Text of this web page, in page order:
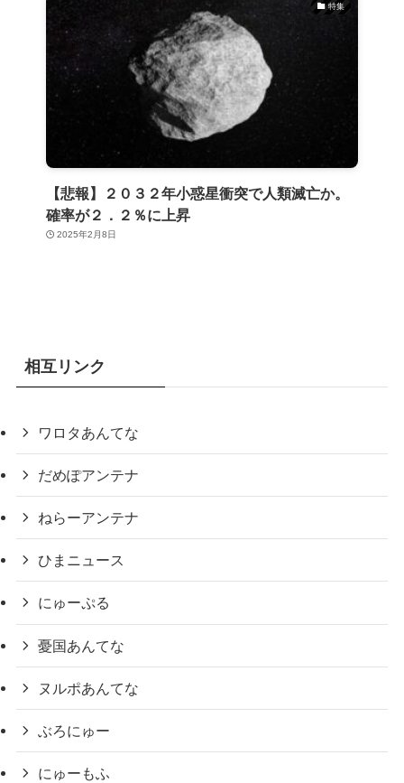
特集
【悲報】２０３２年小惑星衝突で人類滅亡か。
確率が２．２％に上昇
2025年2月8日
相互リンク
ワロタあんてな
だめぽアンテナ
ねらーアンテナ
ひまニュース
にゅーぷる
憂国あんてな
ヌルポあんてな
ぶろにゅー
にゅーもふ